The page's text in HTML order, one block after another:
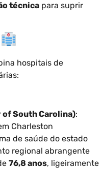
técnica para suprir
hospitais de
of South Carolina):
Charleston
de saúde do estado
regional abrangente
76,8 anos, ligeiramente